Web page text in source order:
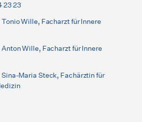
23 23
Tonio Wille, Facharzt für Innere
Anton Wille, Facharzt für Innere
Sina-Maria Steck, Fachärztin für